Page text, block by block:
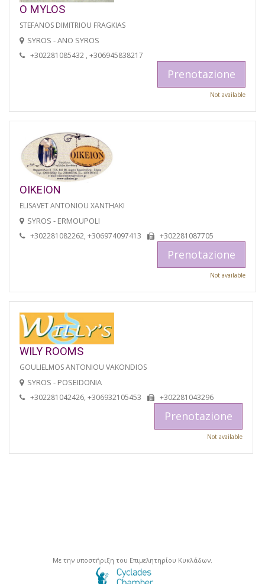
O MYLOS
STEFANOS DIMITRIOU FRAGKIAS
SYROS - ANO SYROS
+302281085432 , +306945838217
Prenotazione
Not available
OIKEION
ELISAVET ANTONIOU XANTHAKI
SYROS - ERMOUPOLI
+302281082262, +306974097413 +302281087705
Prenotazione
Not available
WILY ROOMS
GOULIELMOS ANTONIOU VAKONDIOS
SYROS - POSEIDONIA
+302281042426, +306932105453 +302281043296
Prenotazione
Not available
Με την υποστήριξη του Επιμελητηρίου Κυκλάδων.